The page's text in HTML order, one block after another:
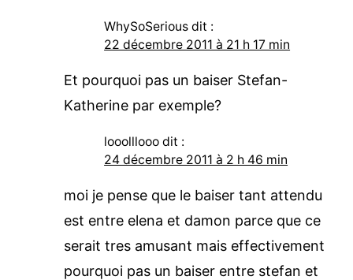
WhySoSerious dit :
22 décembre 2011 à 21 h 17 min
Et pourquoi pas un baiser Stefan-
Katherine par exemple?
looolllooo dit :
24 décembre 2011 à 2 h 46 min
moi je pense que le baiser tant attendu
est entre elena et damon parce que ce
serait tres amusant mais effectivement
pourquoi pas un baiser entre stefan et